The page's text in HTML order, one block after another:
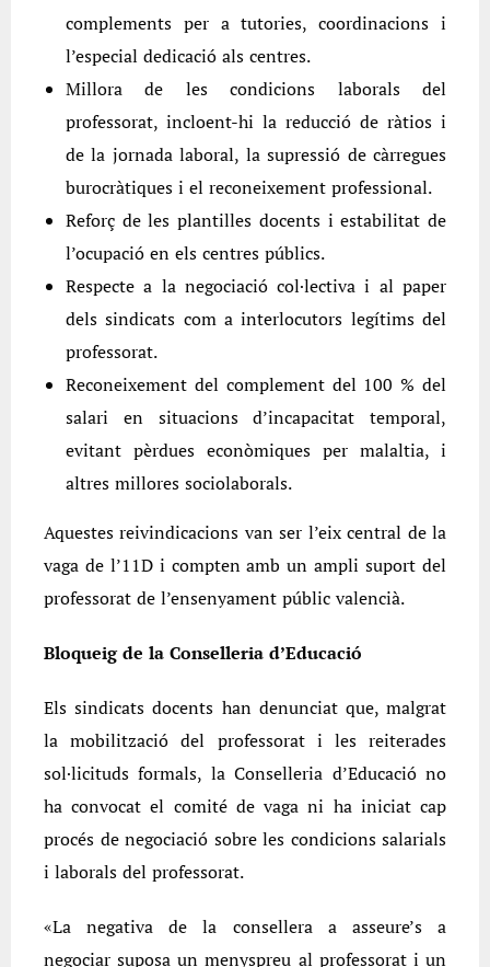
complements per a tutories, coordinacions i
l’especial dedicació als centres.
Millora de les condicions laborals del
professorat, incloent-hi la reducció de ràtios i
de la jornada laboral, la supressió de càrregues
burocràtiques i el reconeixement professional.
Reforç de les plantilles docents i estabilitat de
l’ocupació en els centres públics.
Respecte a la negociació col·lectiva i al paper
dels sindicats com a interlocutors legítims del
professorat.
Reconeixement del complement del 100 % del
salari en situacions d’incapacitat temporal,
evitant pèrdues econòmiques per malaltia, i
altres millores sociolaborals.
Aquestes reivindicacions van ser l’eix central de la
vaga de l’11D i compten amb un ampli suport del
professorat de l’ensenyament públic valencià.
Bloqueig de la Conselleria d’Educació
Els sindicats docents han denunciat que, malgrat
la mobilització del professorat i les reiterades
sol·licituds formals, la Conselleria d’Educació no
ha convocat el comité de vaga ni ha iniciat cap
procés de negociació sobre les condicions salarials
i laborals del professorat.
«La negativa de la consellera a asseure’s a
negociar suposa un menyspreu al professorat i un